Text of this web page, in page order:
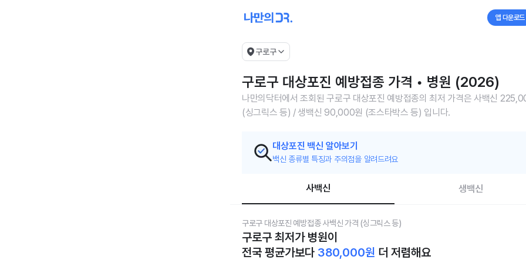
앱 다운로드
구로구
구로구 대상포진 예방접종 가격 • 병원 (2026)
나만의닥터에서 조회된 구로구 대상포진 예방접종의 최저 가격은 사백신
(싱그릭스 등) / 생백신 90,000원 (조스타박스 등) 입니다.
대상포진 백신 알아보기
백신 종류별 특징과 주의점을 알려드려요
사백신 생백신
구로구 대상포진 예방접종 사백신 가격 (싱그릭스 등)
구로구 최저가 병원이
전국 평균가보다 380,000원 더 저렴해요